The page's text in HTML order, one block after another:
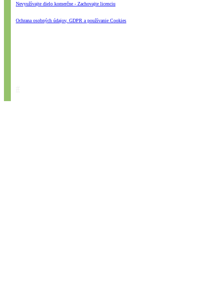
Nevyužívajte dielo komerčne - Zachovajte licenciu
Ochrana osobných údajov, GDPR a používanie Cookies